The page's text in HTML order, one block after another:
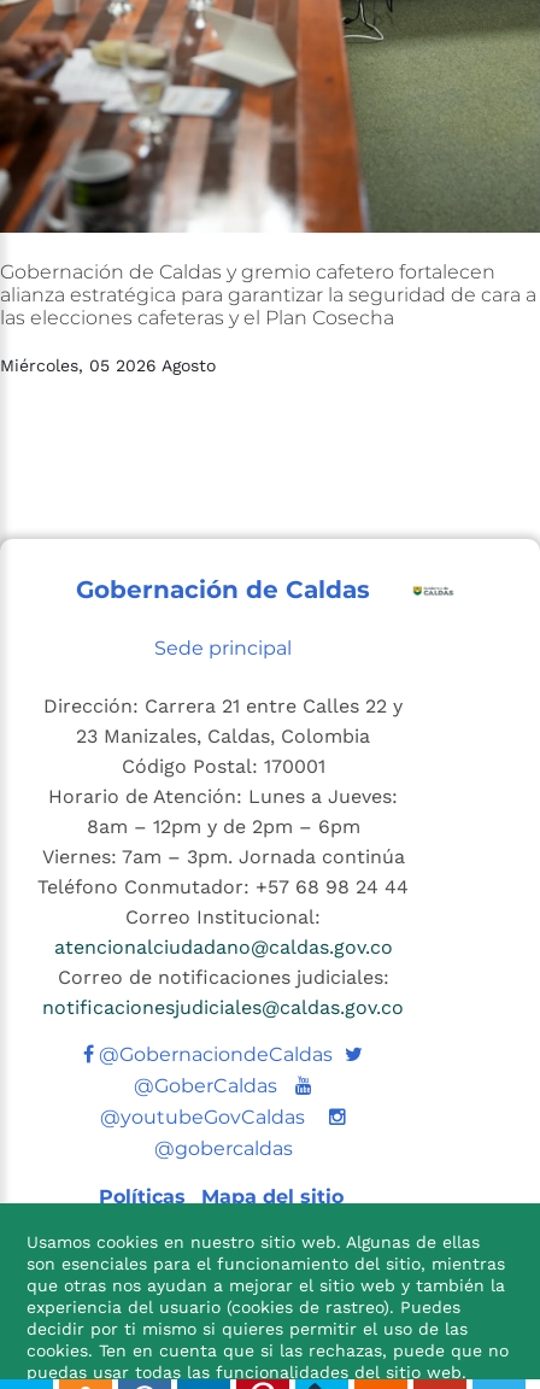
Gobernación de Caldas y gremio cafetero fortalecen
alianza estratégica para garantizar la seguridad de cara a
las elecciones cafeteras y el Plan Cosecha
Miércoles, 05 2026 Agosto
Gobernación de Caldas
Sede principal
Dirección: Carrera 21 entre Calles 22 y
23 Manizales, Caldas, Colombia
Código Postal: 170001
Horario de Atención: Lunes a Jueves:
8am – 12pm y de 2pm – 6pm
Viernes: 7am – 3pm. Jornada continúa
Teléfono Conmutador: +57 68 98 24 44
Correo Institucional:
atencionalciudadano@caldas.gov.co
Correo de notificaciones judiciales:
notificacionesjudiciales@caldas.gov.co
@GobernaciondeCaldas Twitter
@GoberCaldas
Youtube
@youtubeGovCaldas
@gobercaldas
Políticas Mapa del sitio

Usamos cookies en nuestro sitio web. Algunas de ellas
son esenciales para el funcionamiento del sitio, mientras
que otras nos ayudan a mejorar el sitio web y también la
experiencia del usuario (cookies de rastreo). Puedes
decidir por ti mismo si quieres permitir el uso de las
cookies. Ten en cuenta que si las rechazas, puede que no
puedas usar todas las funcionalidades del sitio web.